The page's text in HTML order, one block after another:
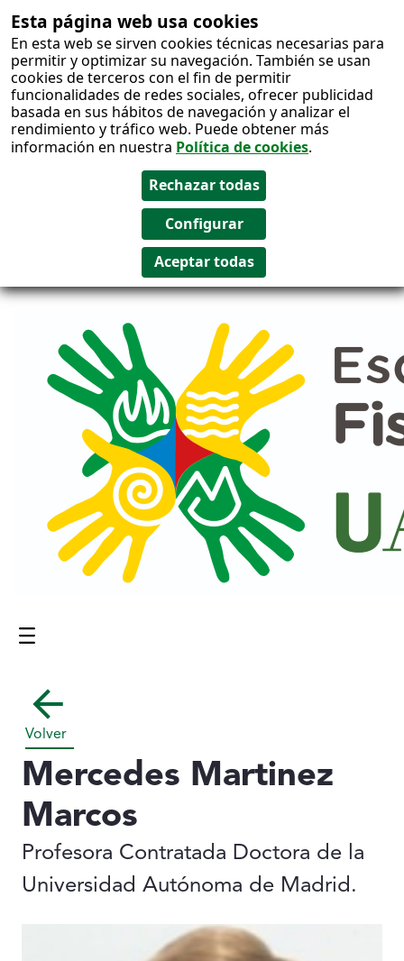
Esta página web usa cookies
En esta web se sirven cookies técnicas necesarias para
permitir y optimizar su navegación. También se usan
cookies de terceros con el fin de permitir
funcionalidades de redes sociales, ofrecer publicidad
basada en sus hábitos de navegación y analizar el
rendimiento y tráfico web. Puede obtener más
información en nuestra Política de cookies.
Salto al
contenido
Contenido principal
Volver
Mercedes Martinez
Marcos
Profesora Contratada Doctora de la
Universidad Autónoma de Madrid.